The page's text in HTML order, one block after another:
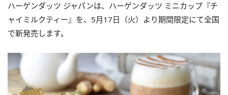
ハーゲンダッツ ジャパンは、ハーゲンダッツ ミニカップ『チ
ャイミルクティー』を、5月17日（火）より期間限定にて全国
で新発売します。